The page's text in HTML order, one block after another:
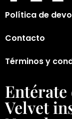
Política de
Contacto
Términos y
Entérate
Velvet